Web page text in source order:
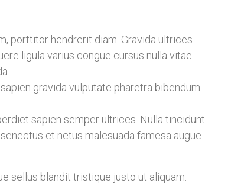
porttitor hendrerit diam. Gravida ultrices
ligula varius congue cursus nulla vitae
gravida vulputate pharetra bibendum
sapien semper ultrices. Nulla tincidunt
et netus malesuada famesa augue
sellus blandit tristique justo ut aliquam.